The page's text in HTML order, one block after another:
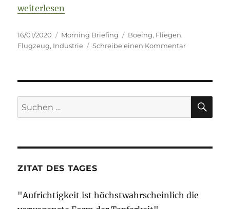
„Morning Briefing – 16. Januar 2020 – Fliegen-
weiterlesen
Veröffentlicht
am
16/01/2020 Kategorien
Morning Briefing Schlagwörter
Boeing, Fliegen,
Flugzeug, Industrie Schreibe einen Kommentarzu
Januar
2020
–
Suche
nach:
ZITAT DES TAGES
"Aufrichtigkeit ist höchstwahrscheinlich die